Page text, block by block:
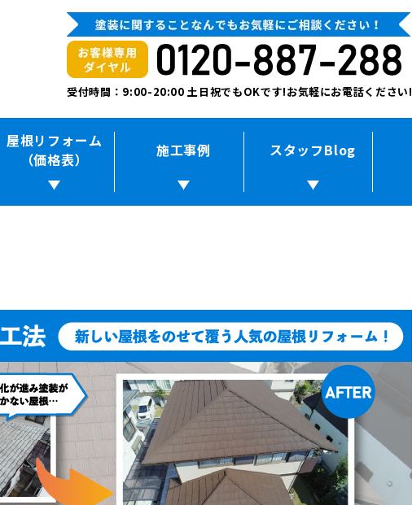
受付時間：9:00-20:00 土日祝でもOKです!お気軽にお電話ください!
屋根リフォーム
（価格表）
施工事例 スタッフBlog